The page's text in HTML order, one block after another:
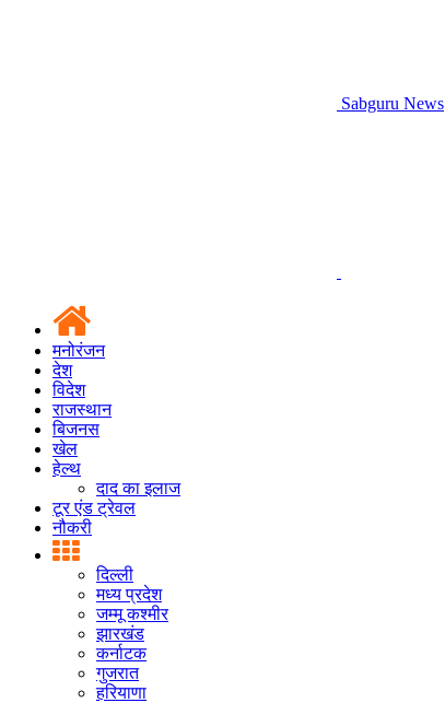
Sabguru News
मनोरंजन
देश
विदेश
राजस्थान
बिजनस
खेल
हेल्थ
दाद का इलाज
टूर एंड ट्रेवल
नौकरी
दिल्ली
मध्य प्रदेश
जम्मू कश्मीर
झारखंड
कर्नाटक
गुजरात
हरियाणा